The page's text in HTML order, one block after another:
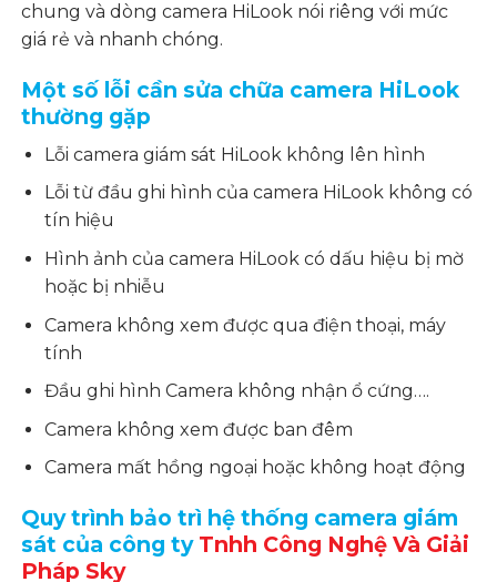
chung và dòng camera HiLook nói riêng với mức
giá rẻ và nhanh chóng.
Một số lỗi cần sửa chữa camera HiLook
thường gặp
Lỗi camera giám sát HiLook không lên hình
Lỗi từ đầu ghi hình của camera HiLook không có
tín hiệu
Hình ảnh của camera HiLook có dấu hiệu bị mờ
hoặc bị nhiễu
Camera không xem được qua điện thoại, máy
tính
Đầu ghi hình Camera không nhận ổ cứng….
Camera không xem được ban đêm
Camera mất hồng ngoại hoặc không hoạt động
Quy trình bảo trì hệ thống camera giám
sát của công ty Tnhh Công Nghệ Và Giải
Pháp Sky